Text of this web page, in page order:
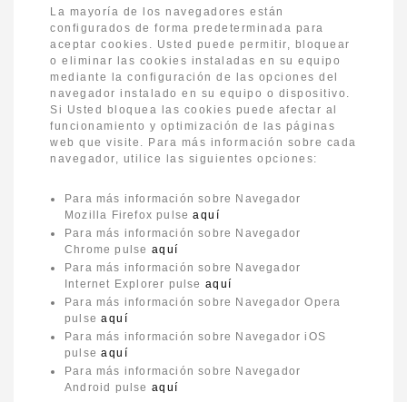
La mayoría de los navegadores están
configurados de forma predeterminada para
aceptar cookies. Usted puede permitir, bloquear
o eliminar las cookies instaladas en su equipo
mediante la configuración de las opciones del
navegador instalado en su equipo o dispositivo.
Si Usted bloquea las cookies puede afectar al
funcionamiento y optimización de las páginas
web que visite. Para más información sobre cada
navegador, utilice las siguientes opciones:
Para más información sobre Navegador
Mozilla Firefox pulseaquí
Para más información sobre Navegador
Chrome pulse aquí
Para más información sobre Navegador
Internet Explorer pulse aquí
Para más información sobre Navegador Opera
pulseaquí
Para más información sobre Navegador iOS
pulseaquí
Para más información sobre Navegador
Android pulse aquí